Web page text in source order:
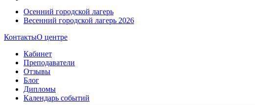
Осенний городской лагерь
Весенний городской лагерь 2026
КонтактыО центре
Кабинет
Преподаватели
Отзывы
Блог
Дипломы
Календарь событий